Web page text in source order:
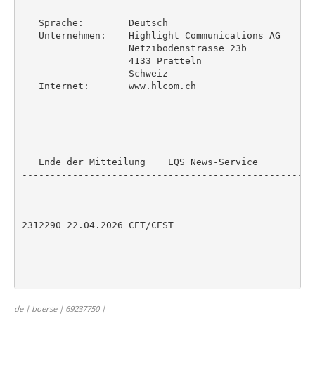
   Sprache:        Deutsch
   Unternehmen:    Highlight Communications AG
                   Netzibodenstrasse 23b
                   4133 Pratteln
                   Schweiz
   Internet:       www.hlcom.ch
   Ende der Mitteilung    EQS News-Service
2312290 22.04.2026 CET/CEST
de | boerse | 69237750 |